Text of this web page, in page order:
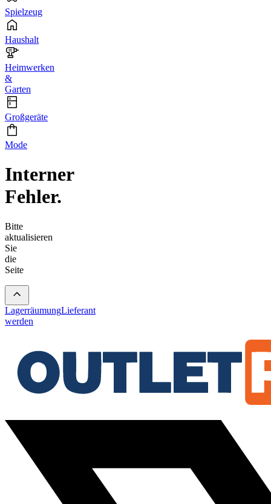
Spielzeug
Haushalt
Heimwerken
&
Garten
Großgeräte
Mode
Interner
Fehler.
Bitte
aktualisieren
Sie
die
Seite
LagerräumungLieferant
werden